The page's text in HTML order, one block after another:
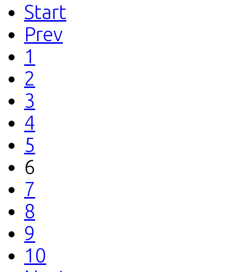
Start
Prev
1
2
3
4
5
6
7
8
9
10